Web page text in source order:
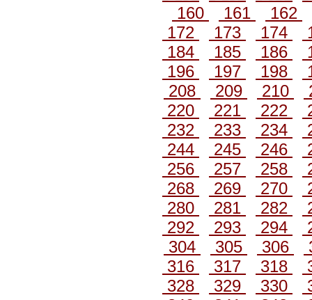
160
161
162
172
173 174
184
185 186
196
197 198
208
209 210
220
221 222
232
233 234
244
245 246
256
257 258
268
269 270
280
281 282
292
293 294
304
305 306
316
317 318
328
329 330